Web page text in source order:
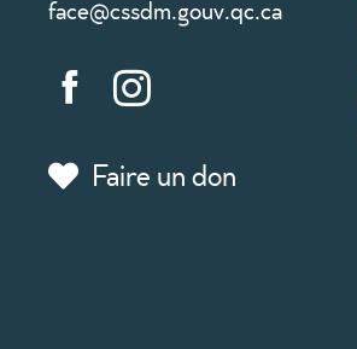
face@cssdm.gouv.qc.ca
Faire un don